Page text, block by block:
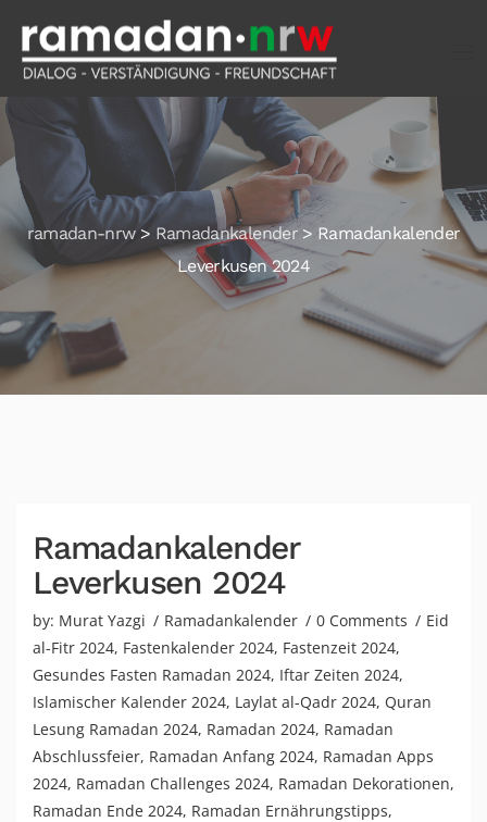
ramadan-nrw> Ramadankalender> Ramadankalender
Leverkusen 2024
Ramadankalender
Leverkusen 2024
by: Murat Yazgi Ramadankalender 0 Comments
Eid
al-Fitr 2024, Fastenkalender 2024, Fastenzeit 2024,
Gesundes Fasten Ramadan 2024, Iftar Zeiten 2024,
Islamischer Kalender 2024, Laylat al-Qadr 2024, Quran
Lesung Ramadan 2024, Ramadan 2024, Ramadan
Abschlussfeier, Ramadan Anfang 2024, Ramadan Apps
2024, Ramadan Challenges 2024, Ramadan Dekorationen,
Ramadan Ende 2024, Ramadan Ernährungstipps,